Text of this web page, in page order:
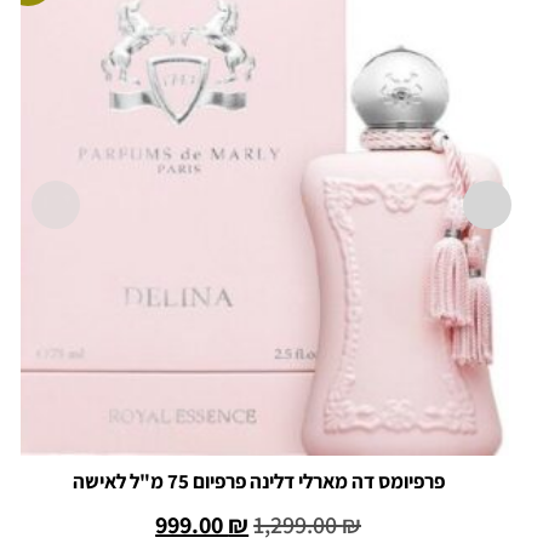
פרפיומס דה מארלי דלינה פרפיום 75 מ"ל לאישה
1,299.00₪
999.00₪